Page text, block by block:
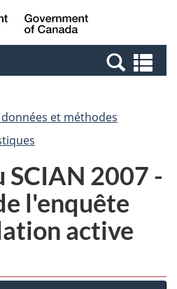
Passer
au
Passer
à
Canada
et
et méthodes
2007 -
l'enquête
active